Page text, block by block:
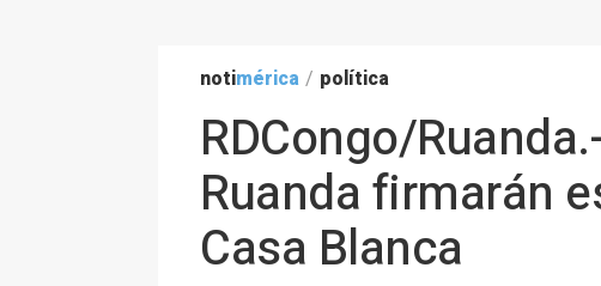
notimérica / política
RDCongo/
Ruanda firmarán
Casa Blanca